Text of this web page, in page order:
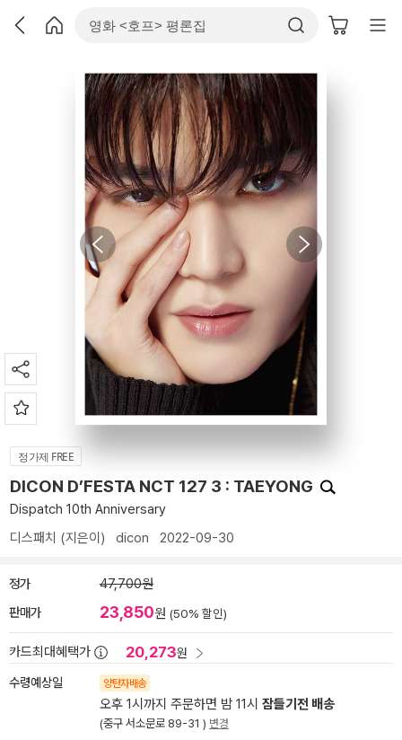
정가제 FREE
DICON D’FESTA NCT 127 3 : TAEYONG
Dispatch 10th Anniversary
디스패치 (지은이) dicon 2022-09-30
정가 47,700원
판매가 23,850원 (50% 할인)
카드최대혜택가 20,273원
수령예상일 양탄자배송
오후 1시까지 주문하면 밤 11시 잠들기전 배송
(중구 서소문로 89-31 ) 변경